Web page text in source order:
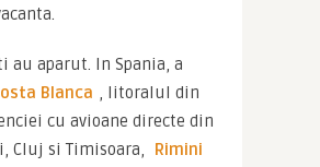
au aparut. In Spania, a
Blanca , litoralul din
cu avioane directe din
Cluj si Timisoara,
Rimini